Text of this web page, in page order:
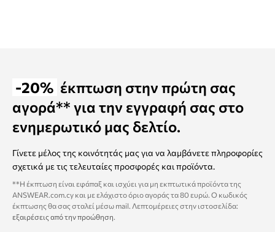
-20% έκπτωση στην πρώτη σας
αγορά** για την εγγραφή σας στο
ενημερωτικό μας δελτίο.
Γίνετε μέλος της κοινότητάς μας για να λαμβάνετε πληροφορίες
σχετικά με τις τελευταίες προσφορές και προϊόντα.
**Η έκπτωση είναι εφάπαξ και ισχύει για μη εκπτωτικά προϊόντα της
ANSWEAR.com.cy και με ελάχιστο όριο αγοράς τα 80 ευρώ. Ο κωδικός
έκπτωσης θα σας σταλεί μέσω mail. Λεπτομέρειες στην ιστοσελίδα:
εξαιρέσεις από την προώθηση.